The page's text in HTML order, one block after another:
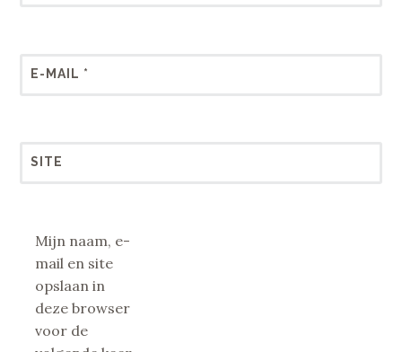
E-MAIL *
SITE
Mijn naam, e-
mail en site
opslaan in
deze browser
voor de